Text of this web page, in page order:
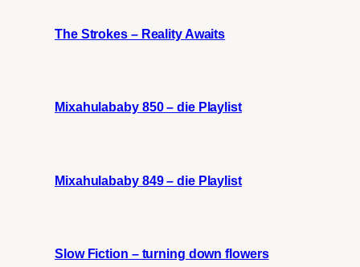
The Strokes – Reality Awaits
Mixahulababy 850 – die Playlist
Mixahulababy 849 – die Playlist
Slow Fiction – turning down flowers